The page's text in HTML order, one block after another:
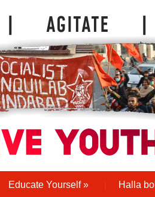
Educate Yourself» Halla bol